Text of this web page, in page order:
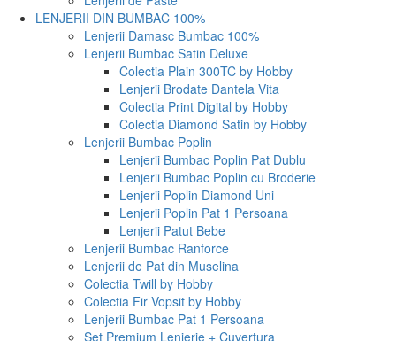
LENJERII DIN BUMBAC 100%
Lenjerii Damasc Bumbac 100%
Lenjerii Bumbac Satin Deluxe
Colectia Plain 300TC by Hobby
Lenjerii Brodate Dantela Vita
Colectia Print Digital by Hobby
Colectia Diamond Satin by Hobby
Lenjerii Bumbac Poplin
Lenjerii Bumbac Poplin Pat Dublu
Lenjerii Bumbac Poplin cu Broderie
Lenjerii Poplin Diamond Uni
Lenjerii Poplin Pat 1 Persoana
Lenjerii Patut Bebe
Lenjerii Bumbac Ranforce
Lenjerii de Pat din Muselina
Colectia Twill by Hobby
Colectia Fir Vopsit by Hobby
Lenjerii Bumbac Pat 1 Persoana
Set Premium Lenjerie + Cuvertura